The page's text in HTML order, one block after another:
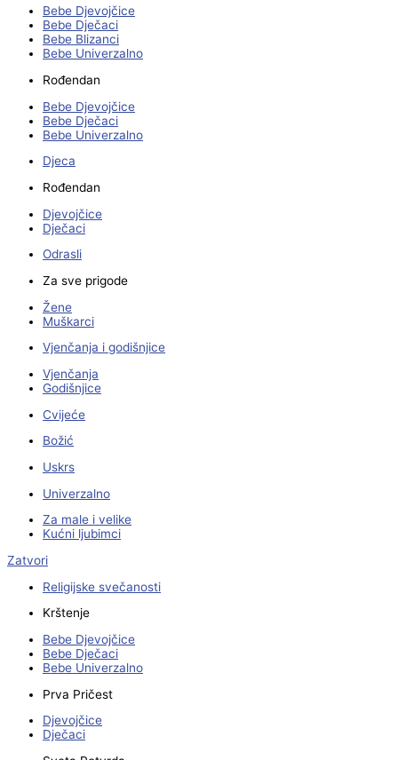
Bebe Djevojčice
Bebe Dječaci
Bebe Blizanci
Bebe Univerzalno
Rođendan
Bebe Djevojčice
Bebe Dječaci
Bebe Univerzalno
Djeca
Rođendan
Djevojčice
Dječaci
Odrasli
Za sve prigode
Žene
Muškarci
Vjenčanja i godišnjice
Vjenčanja
Godišnjice
Cvijeće
Božić
Uskrs
Univerzalno
Za male i velike
Kućni ljubimci
Zatvori
Religijske svečanosti
Krštenje
Bebe Djevojčice
Bebe Dječaci
Bebe Univerzalno
Prva Pričest
Djevojčice
Dječaci